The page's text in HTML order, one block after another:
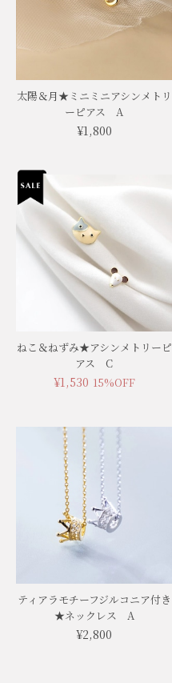
太陽＆月★ミニミニアシンメトリ
ーピアス A
¥1,800
ねこ＆ねずみ★アシンメトリーピ
アス C
¥1,530 15%OFF
ティアラモチーフジルコニア付き
★ネックレス A
¥2,800